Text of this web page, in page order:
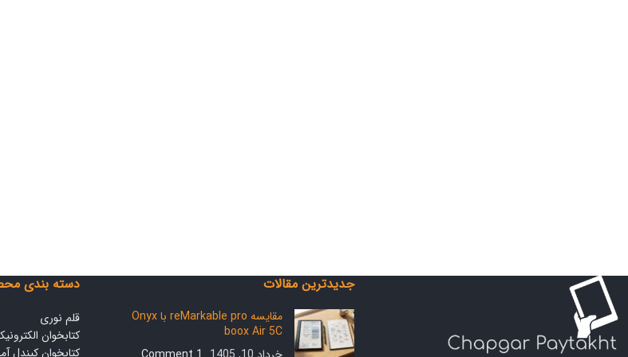
جدیدترین مقالات
مقایسه reMarkable pro با Onyx
boox Air 5C
دسته بندی
قلم نوری
کتابخوان
کتابخوان کیندل